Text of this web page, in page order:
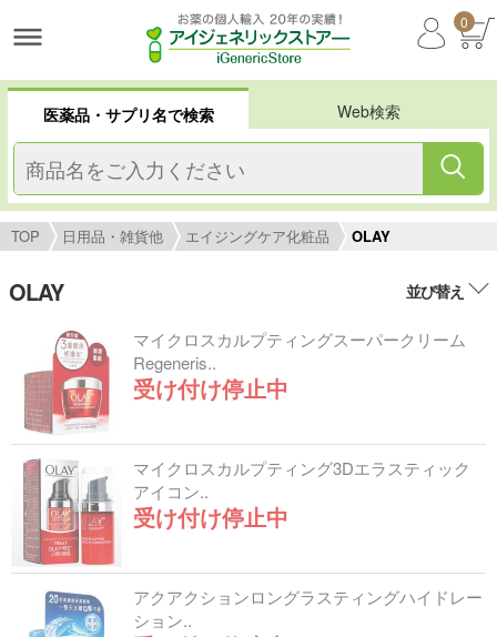
0
医薬品・サプリ名で検索 Web検索
TOP 日用品・雑貨他 エイジングケア化粧品 OLAY
OLAY 並び替え
マイクロスカルプティングスーパークリーム
Regeneris..
受け付け停止中
マイクロスカルプティング3Dエラスティック
アイコン..
受け付け停止中
アクアクションロングラスティングハイドレー
ション..